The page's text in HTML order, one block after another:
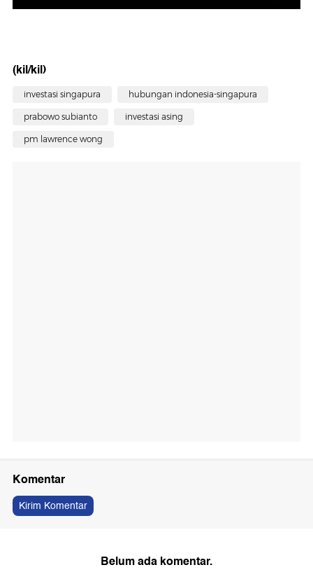
(kil/kil)
investasi singapura hubungan indonesia-singapura
prabowo subianto investasi asing
pm lawrence wong
Komentar
Kirim Komentar
Belum ada komentar.